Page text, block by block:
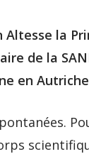
la
de la
en